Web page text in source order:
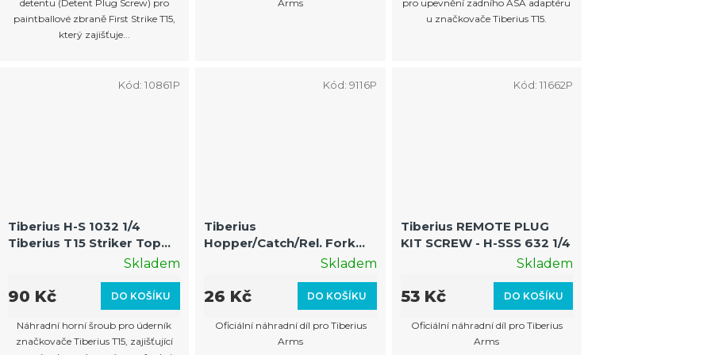
detentu (Detent Plug Screw) pro
paintballové zbraně First Strike T15,
který zajišťuje...
Arms
pro upevnění zadního ASA adaptéru
u značkovače Tiberius T15.
Tiberius H-S 1032 1/4
Tiberius T15 Striker Top
Skladem
DO KOŠÍKU
90 Kč
Náhradní horní šroub pro úderník
značkovače Tiberius T15, zajišťující
Kód:10861P
Tiberius
Hopper/Catch/Rel. Fork
Skladem
DO KOŠÍKU
26 Kč
Oficiální náhradní díl pro Tiberius
Arms
Kód: 9116P
Tiberius REMOTE PLUG
KIT SCREW - H-SSS 632 1/4
Skladem
DO KOŠÍKU
53 Kč
Oficiální náhradní díl pro Tiberius
Arms
Kód:11662P